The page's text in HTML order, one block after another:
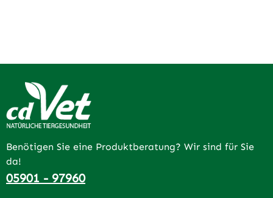
Benötigen Sie eine Produktberatung? Wir sind für Sie
da!
05901 - 97960